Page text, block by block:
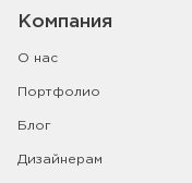
Компания
О нас
Портфолио
Блог
Дизайнерам